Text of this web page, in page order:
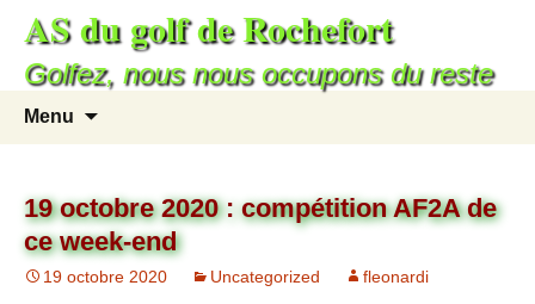
AS du golf de Rochefort
Golfez, nous nous occupons du reste
Menu
19 octobre 2020 : compétition AF2A de
ce week-end
19 octobre 2020 Uncategorized fleonardi